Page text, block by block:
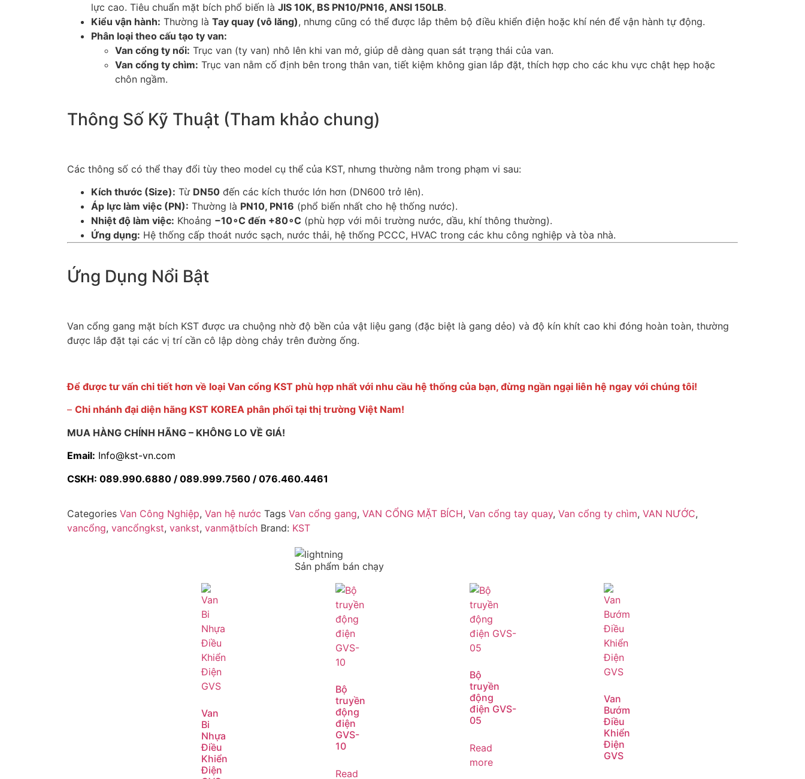
lực cao. Tiêu chuẩn mặt bích phổ biến là JIS 10K, BS PN10/PN16, ANSI 150LB.
Kiểu vận hành: Thường là Tay quay (vô lăng), nhưng cũng có thể được lắp thêm bộ điều khiển điện hoặc khí nén để vận hành tự động.
Phân loại theo cấu tạo ty van:
Van cổng ty nổi: Trục van (ty van) nhô lên khi van mở, giúp dễ dàng quan sát trạng thái của van.
Van cổng ty chìm: Trục van nằm cố định bên trong thân van, tiết kiệm không gian lắp đặt, thích hợp cho các khu vực chật hẹp hoặc
chôn ngầm.
Thông Số Kỹ Thuật (Tham khảo chung)
Các thông số có thể thay đổi tùy theo model cụ thể của KST, nhưng thường nằm trong phạm vi sau:
Kích thước (Size): Từ DN50 đến các kích thước lớn hơn (DN600 trở lên).
Áp lực làm việc (PN): Thường là PN10, PN16 (phổ biến nhất cho hệ thống nước).
Nhiệt độ làm việc: Khoảng −10∘C đến +80∘C (phù hợp với môi trường nước, dầu, khí thông thường).
Ứng dụng: Hệ thống cấp thoát nước sạch, nước thải, hệ thống PCCC, HVAC trong các khu công nghiệp và tòa nhà.
Ứng Dụng Nổi Bật
Van cổng gang mặt bích KST được ưa chuộng nhờ độ bền của vật liệu gang (đặc biệt là gang dẻo) và độ kín khít cao khi đóng hoàn toàn, thường
được lắp đặt tại các vị trí cần cô lập dòng chảy trên đường ống.
Để được tư vấn chi tiết hơn về loại Van cổng KST phù hợp nhất với nhu cầu hệ thống của bạn, đừng ngần ngại liên hệ ngay với chúng tôi!
– Chi nhánh đại diện hãng KST KOREA phân phối tại thị trường Việt Nam!
MUA HÀNG CHÍNH HÃNG – KHÔNG LO VỀ GIÁ!
Email: Info@kst-vn.com
CSKH: 089.990.6880 / 089.999.7560 / 076.460.4461
Categories Van Công Nghiệp, Van hệ nước Tags Van cổng gang, VAN CỔNG MẶT BÍCH, Van cổng tay quay, Van cổng ty chìm, VAN NƯỚC,
vancổng, vancổngkst, vankst, vanmặtbích Brand: KST
Sản phẩm bán chạy
Van
Bi
Nhựa
Điều
Khiển
Điện
Bộ
truyền
động
điện
GVS-
10
Read
Bộ
truyền
động
điện GVS-
05
Read
more
Van
Bướm
Điều
Khiển
Điện
GVS